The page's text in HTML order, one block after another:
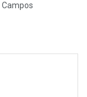
Campos